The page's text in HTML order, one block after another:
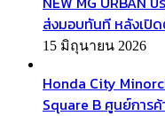
ส่งมอบทันที หลังเปิ
15 มิถุนายน 2026
Honda City
Square B ศูนย์การ